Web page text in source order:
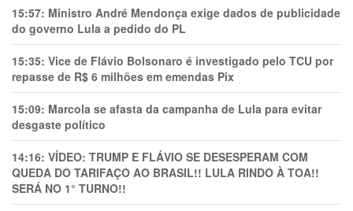
15:57: Ministro André Mendonça exige dados de publicidade
do governo Lula a pedido do PL
15:35: Vice de Flávio Bolsonaro é investigado pelo TCU por
repasse de R$ 6 milhões em emendas Pix
15:09: Marcola se afasta da campanha de Lula para evitar
desgaste político
14:16: VÍDEO: TRUMP E FLÁVIO SE DESESPERAM COM
QUEDA DO TARIFAÇO AO BRASIL!! LULA RINDO À TOA!!
SERÁ NO 1° TURNO!!